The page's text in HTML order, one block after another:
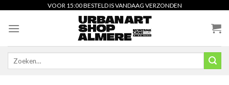
content
VOOR 15:00 BESTELD IS VANDAAG VERZONDEN